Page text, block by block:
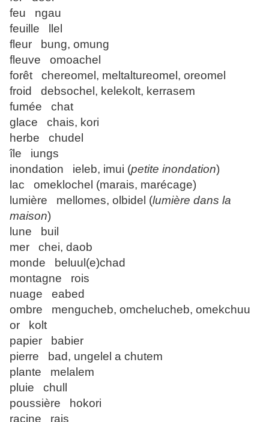
feu ngau
feuille llel
fleur bung, omung
fleuve omoachel
forêt chereomel, meltaltureomel, oreomel
froid debsochel, kelekolt, kerrasem
fumée chat
glace chais, kori
herbe chudel
île iungs
inondation ieleb, imui (petite inondation)
lac omeklochel (marais, marécage)
lumière mellomes, olbidel (lumière dans la
maison)
lune buil
mer chei, daob
monde beluul(e)chad
montagne rois
nuage eabed
ombre mengucheb, omchelucheb, omekchuu
or kolt
papier babier
pierre bad, ungelel a chutem
plante melalem
pluie chull
poussière hokori
racine rais